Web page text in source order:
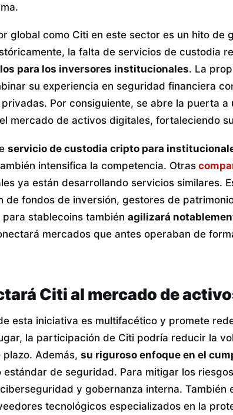
global como Citi en este sector es un hito de
la falta de servicios de custodia
para los inversores institucionales. La
su experiencia en seguridad financiera
Por consiguiente, se abre la puerta a
mercado de activos digitales, fortaleciendo
servicio de custodia cripto para
intensifica la competencia. Otras
ya están desarrollando servicios similares.
de fondos de inversión, gestores de
stablecoins también agilizará
mercados que antes operaban de
Citi al mercado de
esta iniciativa es multifacético y promete
la participación de Citi podría reducir la
Además, su riguroso enfoque en el
de seguridad. Para mitigar los
y gobernanza interna. También
tecnológicos especializados en la